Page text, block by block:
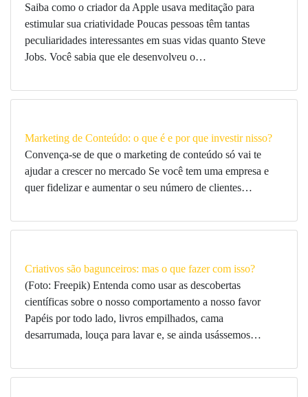
Saiba como o criador da Apple usava meditação para
estimular sua criatividade Poucas pessoas têm tantas
peculiaridades interessantes em suas vidas quanto Steve
Jobs. Você sabia que ele desenvolveu o…
Marketing de Conteúdo: o que é e por que investir nisso?
Convença-se de que o marketing de conteúdo só vai te
ajudar a crescer no mercado Se você tem uma empresa e
quer fidelizar e aumentar o seu número de clientes…
Criativos são bagunceiros: mas o que fazer com isso?
(Foto: Freepik) Entenda como usar as descobertas
científicas sobre o nosso comportamento a nosso favor
Papéis por todo lado, livros empilhados, cama
desarrumada, louça para lavar e, se ainda usássemos…